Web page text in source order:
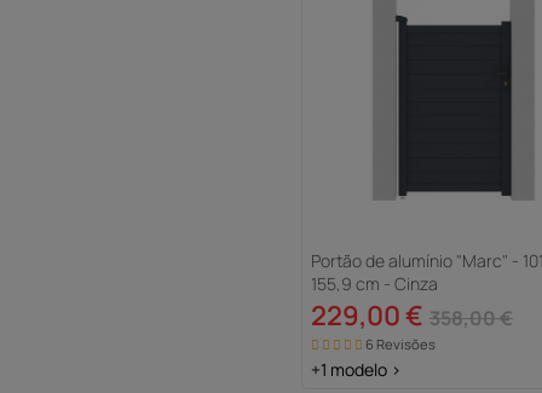
Portão de alumínio "Marc" -
155,9 cm - Cinza
229,00 € 358,00 €
6 Revisões
+1 modelo >